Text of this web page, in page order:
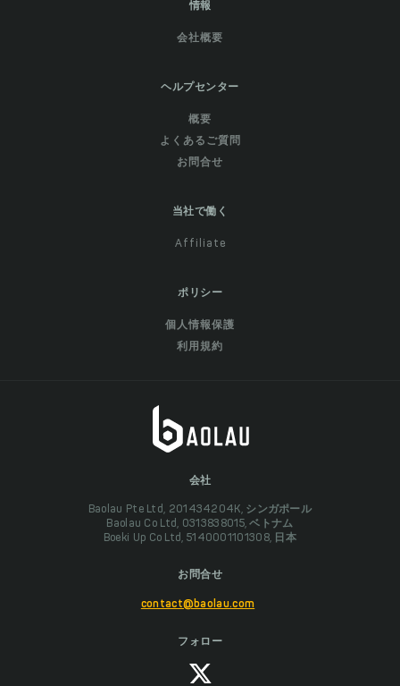
情報
会社概要
ヘルプセンター
概要
よくあるご質問
お問合せ
当社で働く
Affiliate
ポリシー
個人情報保護
利用規約
会社
Baolau Pte Ltd, 201434204K, シンガポール
Baolau Co Ltd, 0313838015, ベトナム
Boeki Up Co Ltd, 5140001101308, 日本
お問合せ
contact@baolau.com
フォロー